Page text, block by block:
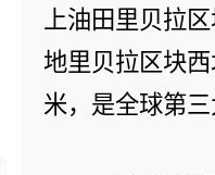
上油田里贝拉
地里贝拉区块
米，是全球第